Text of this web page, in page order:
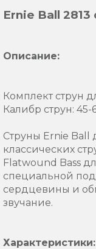
Ernie Ball
Описание:
Комплект струн
Калибр струн: 45-
Струны Ernie Ball
классических
Flatwound Bass
специальной
сердцевины и
звучание.
Характеристики: